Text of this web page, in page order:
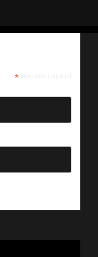
*indicates required